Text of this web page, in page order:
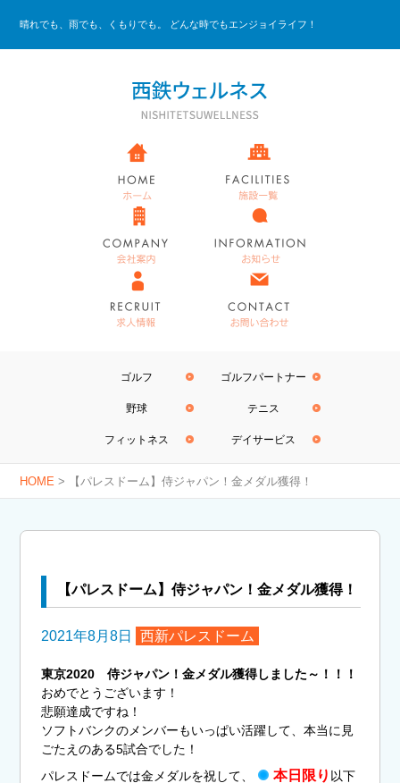
晴れでも、雨でも、くもりでも。 どんな時でもエンジョイライフ！
ゴルフ ゴルフパートナー
野球 テニス
フィットネス デイサービス
HOME > 【パレスドーム】侍ジャパン！金メダル獲得！
【パレスドーム】侍ジャパン！金メダル獲得！
2021年8月8日 西新パレスドーム
東京2020 侍ジャパン！金メダル獲得しました～！！！
おめでとうございます！
悲願達成ですね！
ソフトバンクのメンバーもいっぱい活躍して、本当に見
ごたえのある5試合でした！
パレスドームでは金メダルを祝して、
本日限り 以下